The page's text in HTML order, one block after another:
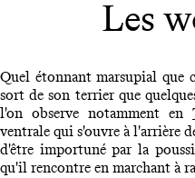
Les
Quel étonnant marsupial que
sort de son terrier que
l'on observe notamment en
ventrale qui s'ouvre à l'arrière
d'être importuné par la
qu'il rencontre en marchant à